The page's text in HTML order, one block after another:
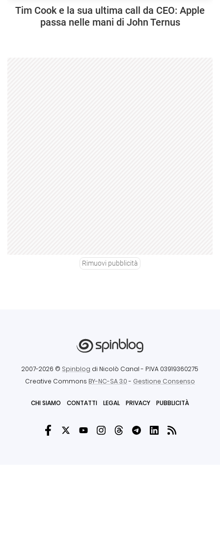
Tim Cook e la sua ultima call da CEO: Apple
passa nelle mani di John Ternus
Rimuovi pubblicità
2007-2026 © Spinblog di Nicolò Canal - P.IVA 03919360275
Creative Commons BY-NC-SA 3.0- Gestione Consenso
CHI SIAMO CONTATTI LEGAL PRIVACY PUBBLICITÀ